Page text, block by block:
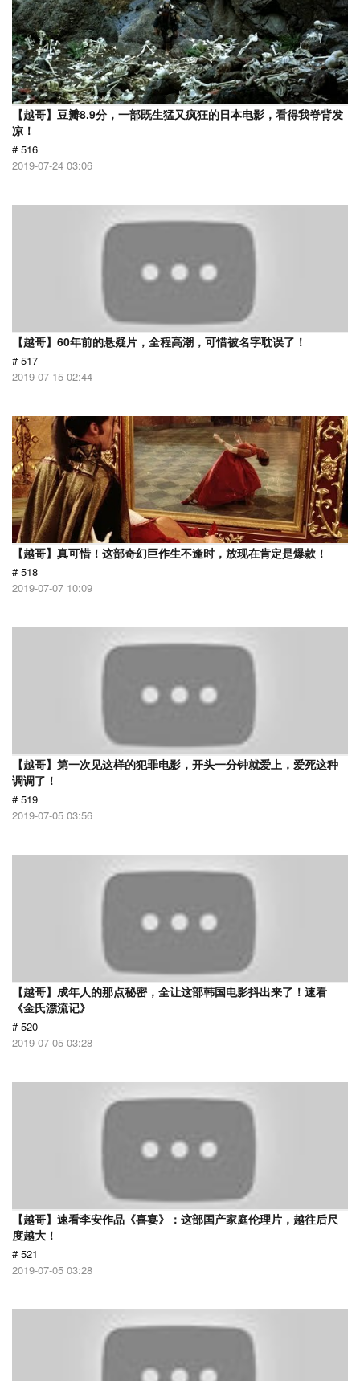
【越哥】豆瓣8.9分，一部既生猛又疯狂的日本电影，看得我脊背发
凉！
# 516
2019-07-24 03:06
【越哥】60年前的悬疑片，全程高潮，可惜被名字耽误了！
# 517
2019-07-15 02:44
【越哥】真可惜！这部奇幻巨作生不逢时，放现在肯定是爆款！
# 518
2019-07-07 10:09
【越哥】第一次见这样的犯罪电影，开头一分钟就爱上，爱死这种
调调了！
# 519
2019-07-05 03:56
【越哥】成年人的那点秘密，全让这部韩国电影抖出来了！速看
《金氏漂流记》
# 520
2019-07-05 03:28
【越哥】速看李安作品《喜宴》：这部国产家庭伦理片，越往后尺
度越大！
# 521
2019-07-05 03:28